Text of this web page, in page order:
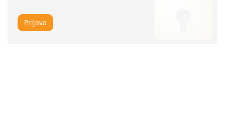
Prijava